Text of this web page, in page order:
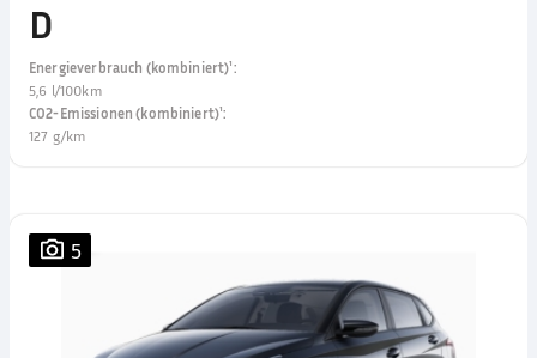
D
Energieverbrauch (kombiniert)¹:
5,6 l/100km
CO2-Emissionen (kombiniert)¹:
127 g/km
5